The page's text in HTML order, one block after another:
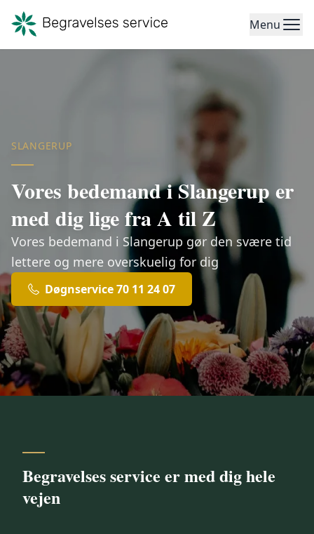
Menu
SLANGERUP
Vores bedemand i Slangerup er
med dig lige fra A til Z
Vores bedemand i Slangerup gør den svære tid
lettere og mere overskuelig for dig
Døgnservice 70 11 24 07
Begravelses service er med dig hele
vejen